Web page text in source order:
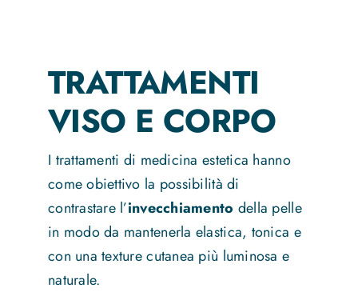
TRATTAMENTI
VISO E CORPO
I trattamenti di medicina estetica hanno
come obiettivo la possibilità di
contrastare l’invecchiamento della pelle
in modo da mantenerla elastica, tonica e
con una texture cutanea più luminosa e
naturale.